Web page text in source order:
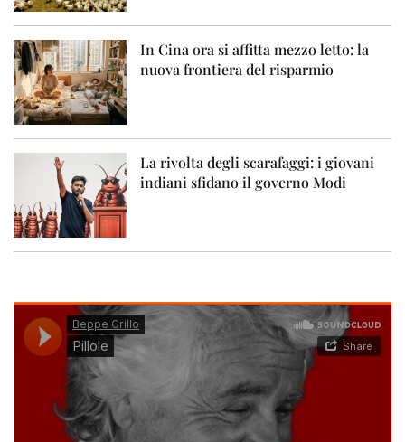
In Cina ora si affitta mezzo letto: la
nuova frontiera del risparmio
La rivolta degli scarafaggi: i giovani
indiani sfidano il governo Modi